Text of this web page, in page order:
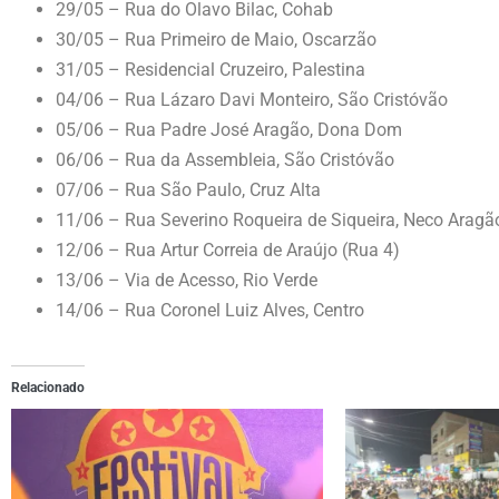
29/05 – Rua do Olavo Bilac, Cohab
30/05 – Rua Primeiro de Maio, Oscarzão
31/05 – Residencial Cruzeiro, Palestina
04/06 – Rua Lázaro Davi Monteiro, São Cristóvão
05/06 – Rua Padre José Aragão, Dona Dom
06/06 – Rua da Assembleia, São Cristóvão
07/06 – Rua São Paulo, Cruz Alta
11/06 – Rua Severino Roqueira de Siqueira, Neco
12/06 – Rua Artur Correia de Araújo (Rua 4)
13/06 – Via de Acesso, Rio Verde
14/06 – Rua Coronel Luiz Alves, Centro
Relacionado